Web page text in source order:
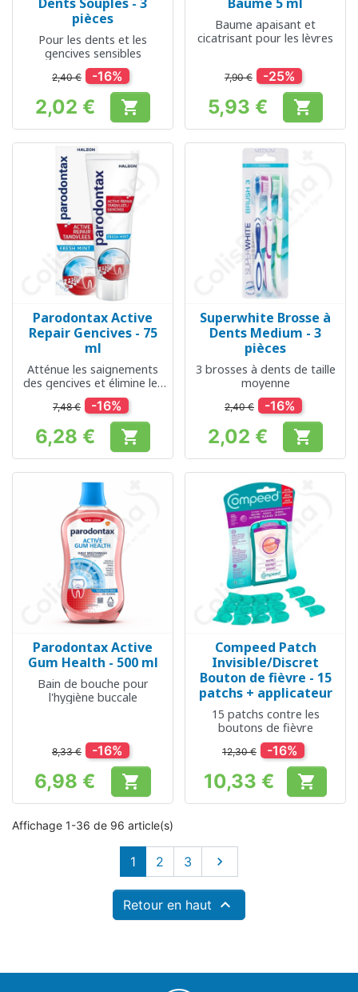
pièces
Pour les dents et les
gencives sensibles
2,40 € -16%
Prix
2,02 € 
Baume apaisant et
cicatrisant pour les lèvres
7,90 € -25%
Prix
5,93 € 
Parodontax Active
Repair Gencives - 75
ml
Atténue les saignements
des gencives et élimine les
bactéries de la plaque
dentaire
7,48 € -16%
Prix
6,28 € 
Superwhite Brosse à
Dents Medium - 3
pièces
3 brosses à dents de taille
moyenne
2,40 € -16%
Prix
2,02 € 
Parodontax Active
Gum Health - 500 ml
Bain de bouche pour
l'hygiène buccale
8,33 € -16%
Prix
6,98 € 
Compeed Patch
Invisible/Discret
Bouton de fièvre - 15
patchs + applicateur
15 patchs contre les
boutons de fièvre
12,30 € -16%
Prix
10,33 € 
Affichage 1-36 de 96 article(s)
1 2 3 Suivant

Retour en haut 